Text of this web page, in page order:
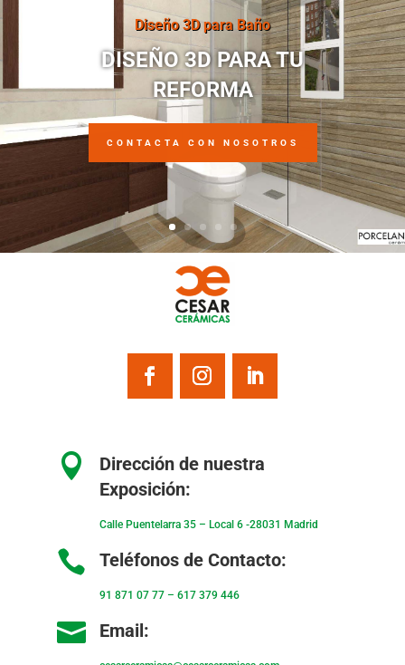
Diseño 3D para Baño
DISEÑO 3D PARA TU
REFORMA
CONTACTA CON NOSOTROS

Dirección de nuestra
Exposición:
Calle Puentelarra 35 – Local 6 -28031 Madrid
 Teléfonos de Contacto:
91 871 07 77– 617 379 446
 Email: